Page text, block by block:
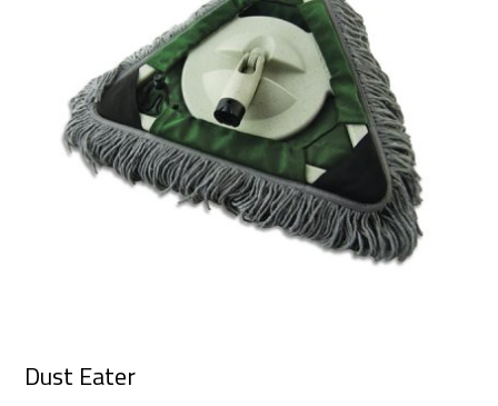
Dust Eater